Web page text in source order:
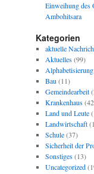
Einweihung des
Ambohitsara
Kategorien
aktuelle
Aktuelles(99)
Alphabetisierung
Bau (11)
Gemeindearbeit
Krankenhaus
Land und Leute
Landwirtschaft
Schule(37)
Sicherheit der
Sonstiges(13)
Uncategorized